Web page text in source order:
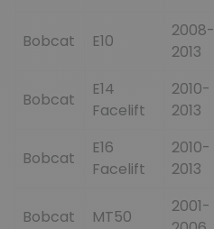
Bobcat E10
2008-
2013
Bobcat
E14
Facelift
2010-
2013
Bobcat
E16
Facelift
2010-
2013
Bobcat MT50
2001-